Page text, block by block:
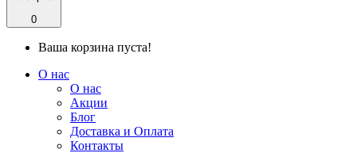
0
Ваша корзина пуста!
О нас
О нас
Акции
Блог
Доставка и Оплата
Контакты